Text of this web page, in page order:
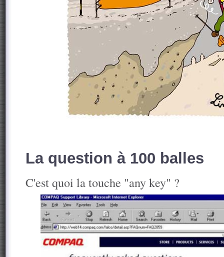
La question à 100 balles
C'est quoi la touche "any key" ?